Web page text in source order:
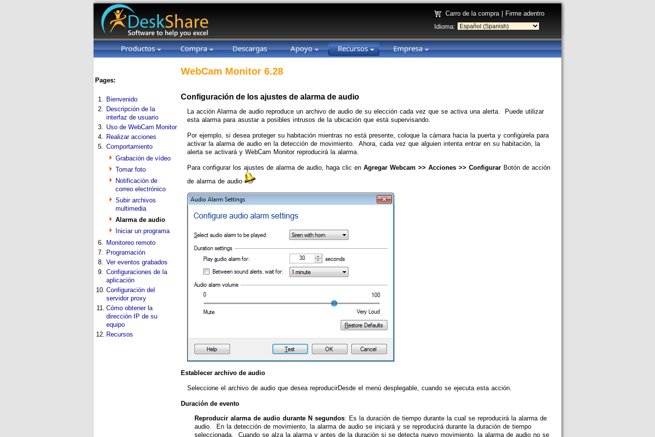
Carro de la compra
Firme adentro
Idioma:
Productos Compra Descargas Apoyo Recursos Empresa
Pages:
1. Bienvenido
2. Descripción de la
interfaz de usuario
3. Uso de WebCam Monitor
4. Realizar acciones
5. Comportamiento
Grabación de vídeo
Tomar foto
Notificación de
correo electrónico
Subir archivos
multimedia
Alarma de audio
Iniciar un programa
6. Monitoreo remoto
7. Programación
8. Ver eventos grabados
9. Configuraciones de la
aplicación
10. Configuración del
servidor proxy
11. Cómo obtener la
dirección IP de su
equipo
12. Recursos
WebCam Monitor 6.28
Configuración de los ajustes de alarma de audio
La acción Alarma de audio reproduce un archivo de audio de su elección cada vez que se activa una alerta. Puede utilizar
esta alarma para asustar a posibles intrusos de la ubicación que está supervisando.
Por ejemplo, si desea proteger su habitación mientras no está presente, coloque la cámara hacia la puerta y configúrela para
activar la alarma de audio en la detección de movimiento. Ahora, cada vez que alguien intenta entrar en su habitación, la
alerta se activará y WebCam Monitor reproducirá la alarma.
Para configurar los ajustes de alarma de audio, haga clic en Agregar Webcam >> Acciones >> Configurar Botón de acción
de alarma de audio
Establecer archivo de audio
Seleccione el archivo de audio que desea reproducirDesde el menú desplegable, cuando se ejecuta esta acción.
Duración de evento
Reproducir alarma de audio durante N segundos: Es la duración de tiempo durante la cual se reproducirá la alarma de
audio. En la detección de movimiento, la alarma de audio se iniciará y se reproducirá durante la duración de tiempo
seleccionada. Cuando se alza la alarma y antes de la duración si se detecta nuevo movimiento, la alarma de audio no se